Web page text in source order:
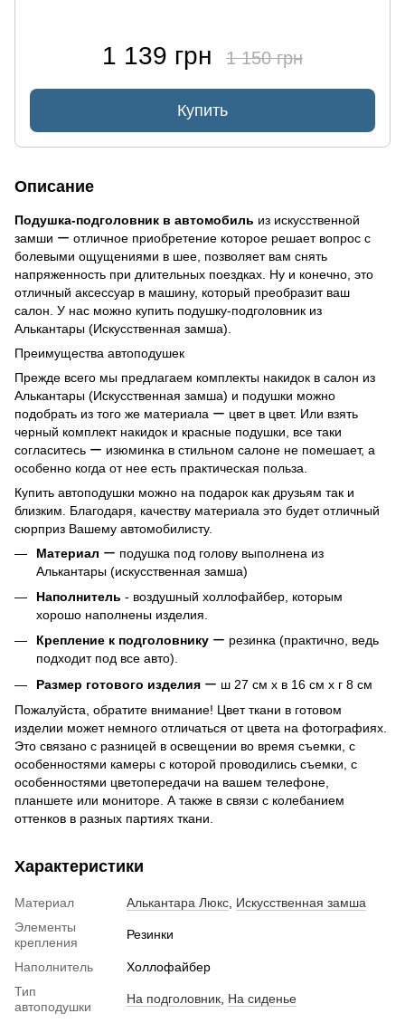
1 139 грн 1 150 грн
Купить
Описание
Подушка-подголовник в автомобиль из искусственной
замши ー отличное приобретение которое решает вопрос с
болевыми ощущениями в шее, позволяет вам снять
напряженность при длительных поездках. Ну и конечно, это
отличный аксессуар в машину, который преобразит ваш
салон. У нас можно купить подушку-подголовник из
Алькантары (Искусственная замша).
Преимущества автоподушек
Прежде всего мы предлагаем комплекты накидок в салон из
Алькантары (Искусственная замша) и подушки можно
подобрать из того же материала ー цвет в цвет. Или взять
черный комплект накидок и красные подушки, все таки
согласитесь ー изюминка в стильном салоне не помешает, а
особенно когда от нее есть практическая польза.
Купить автоподушки можно на подарок как друзьям так и
близким. Благодаря, качеству материала это будет отличный
сюрприз Вашему автомобилисту.
Материал ー подушка под голову выполнена из
Алькантары (искусственная замша)
Наполнитель - воздушный холлофайбер, которым
хорошо наполнены изделия.
Крепление к подголовнику ー резинка (практично, ведь
подходит под все авто).
Размер готового изделия ー ш 27 см х в 16 см х г 8 см
Пожалуйста, обратите внимание! Цвет ткани в готовом
изделии может немного отличаться от цвета на фотографиях.
Это связано с разницей в освещении во время съемки, с
особенностями камеры с которой проводились съемки, с
особенностями цветопередачи на вашем телефоне,
планшете или мониторе. А также в связи с колебанием
оттенков в разных партиях ткани.
Характеристики
Материал Алькантара Люкс Искусственная замша
Элементы
крепления
Резинки
Наполнитель
Холлофайбер
Тип
автоподушки
На подголовник На сиденье